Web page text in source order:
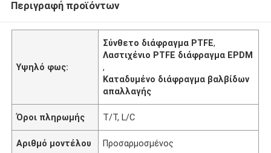
Περιγραφή προϊόντων
Υψηλό φως:
Σύνθετο διάφραγμα PTFE,
Λαστιχένιο PTFE διάφραγμα EPDM
,
Καταδυμένο διάφραγμα βαλβίδων
απαλλαγής
Όροι πληρωμής T/T, L/C
Αριθμό μοντέλου Προσαρμοσμένος